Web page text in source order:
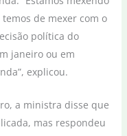
de mexer com o
política do
janeiro ou em
explicou.
a ministra disse que
mas respondeu